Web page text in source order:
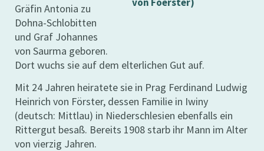
Gräfin Antonia zu
Dohna-Schlobitten
und Graf Johannes
von Saurma geboren.
Dort wuchs sie auf dem elterlichen Gut auf.
Mit 24 Jahren heiratete sie in Prag Ferdinand Ludwig
Heinrich von Förster, dessen Familie in Iwiny
(deutsch: Mittlau) in Niederschlesien ebenfalls ein
Rittergut besaß. Bereits 1908 starb ihr Mann im Alter
von vierzig Jahren.